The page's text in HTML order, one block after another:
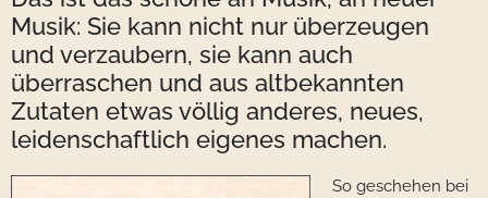
Musik: Sie kann nicht nur überzeugen
und verzaubern, sie kann auch
überraschen und aus altbekannten
Zutaten etwas völlig anderes, neues,
leidenschaftlich eigenes machen.
So geschehen bei